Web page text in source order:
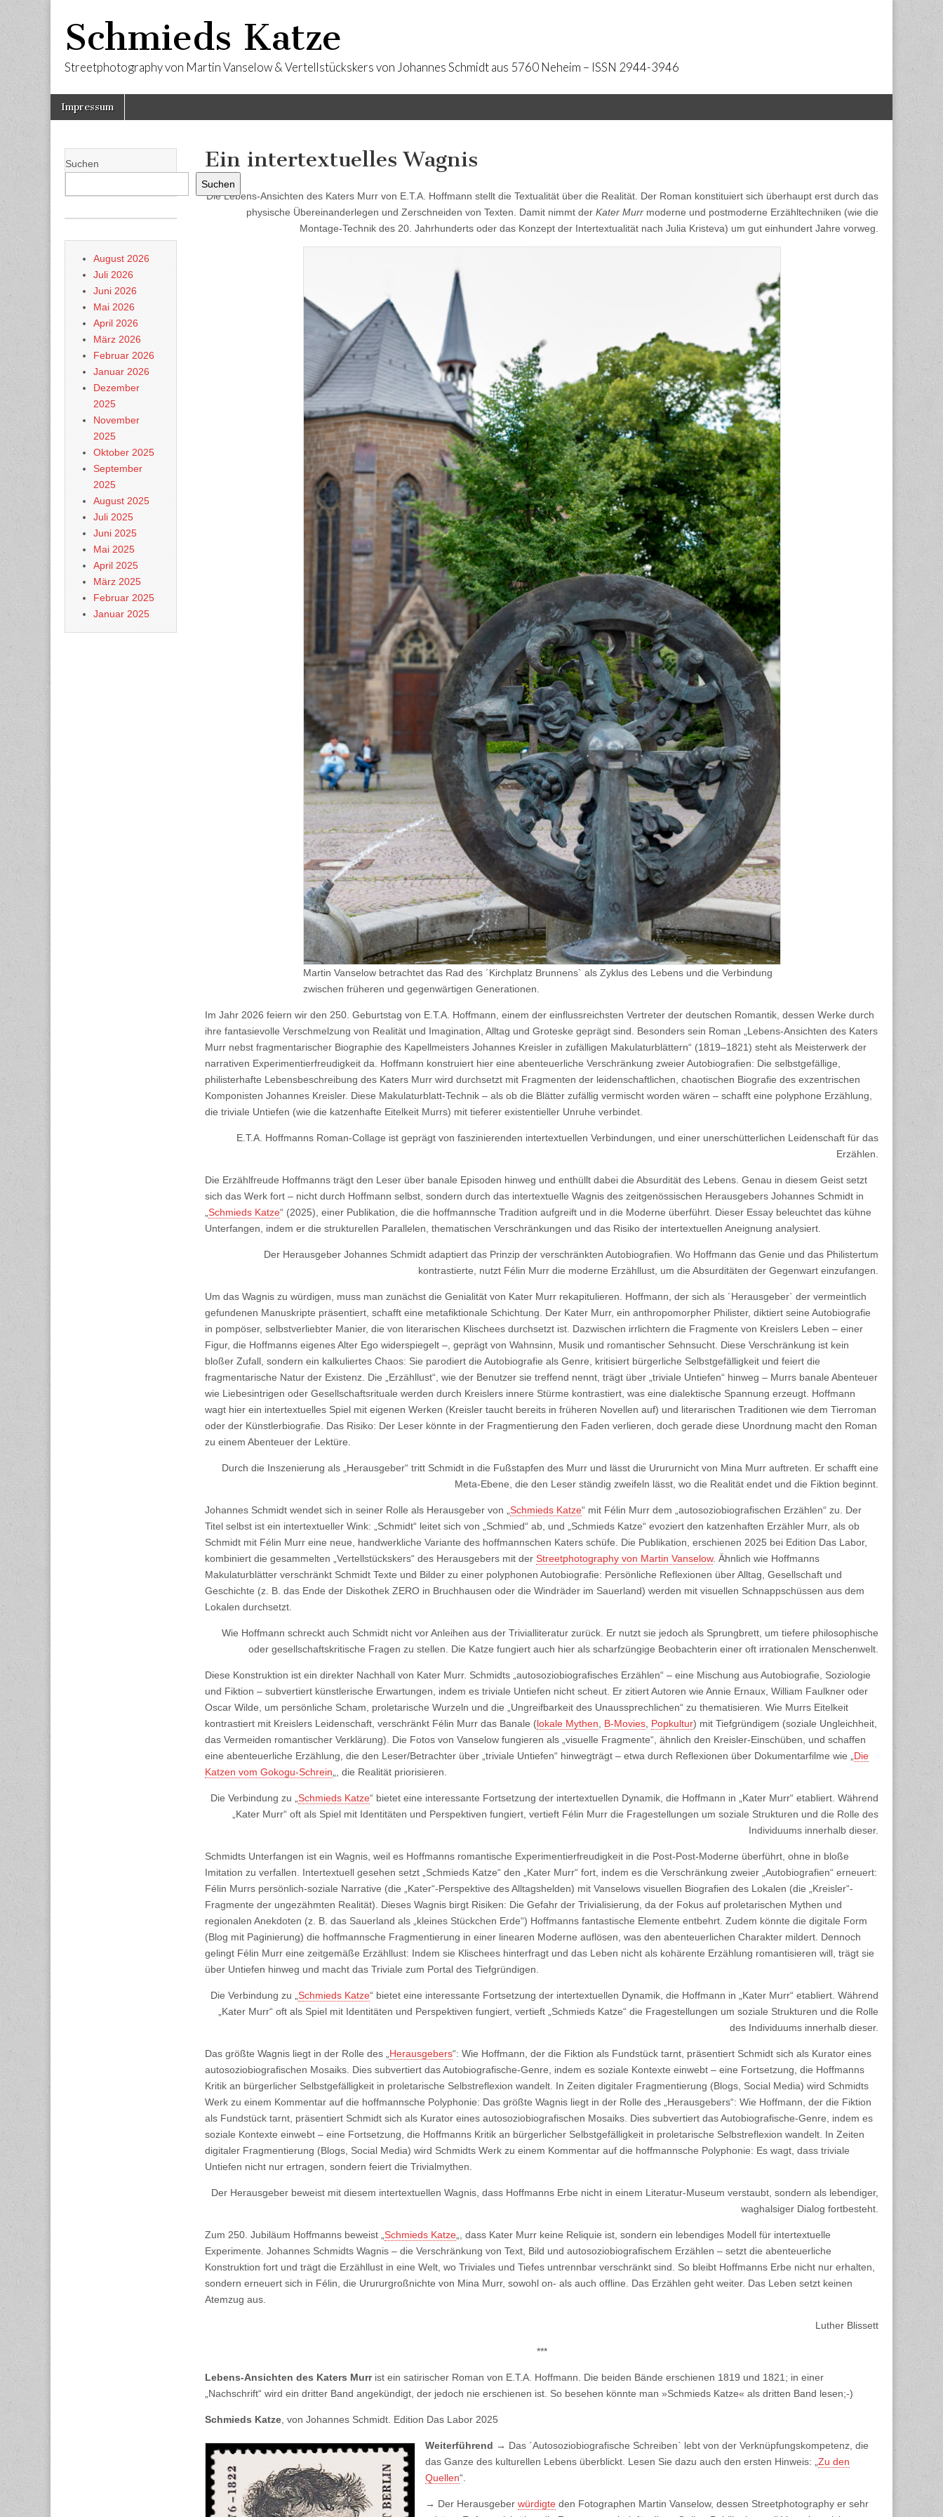
Schmieds Katze
Streetphotography von Martin Vanselow & Vertellstückskers von Johannes Schmidt aus 5760 Neheim – ISSN 2944-3946
Main
menu
Skip
Impressum
Ein intertextuelles Wagnis
Die Lebens-Ansichten des Katers Murr von E.T.A. Hoffmann stellt die Textualität über die Realität. Der Roman konstituiert sich überhaupt erst durch das
physische Übereinanderlegen und Zerschneiden von Texten. Damit nimmt der Kater Murr moderne und postmoderne Erzähltechniken (wie die
Montage-Technik des 20. Jahrhunderts oder das Konzept der Intertextualität nach Julia Kristeva) um gut einhundert Jahre vorweg.
Martin Vanselow betrachtet das Rad des ´Kirchplatz Brunnens` als Zyklus des Lebens und die Verbindung
zwischen früheren und gegenwärtigen Generationen.
Im Jahr 2026 feiern wir den 250. Geburtstag von E.T.A. Hoffmann, einem der einflussreichsten Vertreter der deutschen Romantik, dessen Werke durch
ihre fantasievolle Verschmelzung von Realität und Imagination, Alltag und Groteske geprägt sind. Besonders sein Roman „Lebens-Ansichten des Katers
Murr nebst fragmentarischer Biographie des Kapellmeisters Johannes Kreisler in zufälligen Makulaturblättern“ (1819–1821) steht als Meisterwerk der
narrativen Experimentierfreudigkeit da. Hoffmann konstruiert hier eine abenteuerliche Verschränkung zweier Autobiografien: Die selbstgefällige,
philisterhafte Lebensbeschreibung des Katers Murr wird durchsetzt mit Fragmenten der leidenschaftlichen, chaotischen Biografie des exzentrischen
Komponisten Johannes Kreisler. Diese Makulaturblatt-Technik – als ob die Blätter zufällig vermischt worden wären – schafft eine polyphone Erzählung,
die triviale Untiefen (wie die katzenhafte Eitelkeit Murrs) mit tieferer existentieller Unruhe verbindet.
E.T.A. Hoffmanns Roman-Collage ist geprägt von faszinierenden intertextuellen Verbindungen, und einer unerschütterlichen Leidenschaft für das
Erzählen.
Die Erzählfreude Hoffmanns trägt den Leser über banale Episoden hinweg und enthüllt dabei die Absurdität des Lebens. Genau in diesem Geist setzt
sich das Werk fort – nicht durch Hoffmann selbst, sondern durch das intertextuelle Wagnis des zeitgenössischen Herausgebers Johannes Schmidt in
„Schmieds Katze“ (2025), einer Publikation, die die hoffmannsche Tradition aufgreift und in die Moderne überführt. Dieser Essay beleuchtet das kühne
Unterfangen, indem er die strukturellen Parallelen, thematischen Verschränkungen und das Risiko der intertextuellen Aneignung analysiert.
Der Herausgeber Johannes Schmidt adaptiert das Prinzip der verschränkten Autobiografien. Wo Hoffmann das Genie und das Philistertum
kontrastierte, nutzt Félin Murr die moderne Erzähllust, um die Absurditäten der Gegenwart einzufangen.
Um das Wagnis zu würdigen, muss man zunächst die Genialität von Kater Murr rekapitulieren. Hoffmann, der sich als ´Herausgeber` der vermeintlich
gefundenen Manuskripte präsentiert, schafft eine metafiktionale Schichtung. Der Kater Murr, ein anthropomorpher Philister, diktiert seine Autobiografie
in pompöser, selbstverliebter Manier, die von literarischen Klischees durchsetzt ist. Dazwischen irrlichtern die Fragmente von Kreislers Leben – einer
Figur, die Hoffmanns eigenes Alter Ego widerspiegelt –, geprägt von Wahnsinn, Musik und romantischer Sehnsucht. Diese Verschränkung ist kein
bloßer Zufall, sondern ein kalkuliertes Chaos: Sie parodiert die Autobiografie als Genre, kritisiert bürgerliche Selbstgefälligkeit und feiert die
fragmentarische Natur der Existenz. Die „Erzähllust“, wie der Benutzer sie treffend nennt, trägt über „triviale Untiefen“ hinweg – Murrs banale Abenteuer
wie Liebesintrigen oder Gesellschaftsrituale werden durch Kreislers innere Stürme kontrastiert, was eine dialektische Spannung erzeugt. Hoffmann
wagt hier ein intertextuelles Spiel mit eigenen Werken (Kreisler taucht bereits in früheren Novellen auf) und literarischen Traditionen wie dem Tierroman
oder der Künstlerbiografie. Das Risiko: Der Leser könnte in der Fragmentierung den Faden verlieren, doch gerade diese Unordnung macht den Roman
zu einem Abenteuer der Lektüre.
Durch die Inszenierung als „Herausgeber“ tritt Schmidt in die Fußstapfen des Murr und lässt die Urururnicht von Mina Murr auftreten. Er schafft eine
Meta-Ebene, die den Leser ständig zweifeln lässt, wo die Realität endet und die Fiktion beginnt.
Johannes Schmidt wendet sich in seiner Rolle als Herausgeber von „Schmieds Katze“ mit Félin Murr dem „autosoziobiografischen Erzählen“ zu. Der
Titel selbst ist ein intertextueller Wink: „Schmidt“ leitet sich von „Schmied“ ab, und „Schmieds Katze“ evoziert den katzenhaften Erzähler Murr, als ob
Schmidt mit Félin Murr eine neue, handwerkliche Variante des hoffmannschen Katers schüfe. Die Publikation, erschienen 2025 bei Edition Das Labor,
kombiniert die gesammelten „Vertellstückskers“ des Herausgebers mit derStreetphotography von Martin Vanselow. Ähnlich wie Hoffmanns
Makulaturblätter verschränkt Schmidt Texte und Bilder zu einer polyphonen Autobiografie: Persönliche Reflexionen über Alltag, Gesellschaft und
Geschichte (z. B. das Ende der Diskothek ZERO in Bruchhausen oder die Windräder im Sauerland) werden mit visuellen Schnappschüssen aus dem
Lokalen durchsetzt.
Wie Hoffmann schreckt auch Schmidt nicht vor Anleihen aus der Trivialliteratur zurück. Er nutzt sie jedoch als Sprungbrett, um tiefere philosophische
oder gesellschaftskritische Fragen zu stellen. Die Katze fungiert auch hier als scharfzüngige Beobachterin einer oft irrationalen Menschenwelt.
Diese Konstruktion ist ein direkter Nachhall von Kater Murr. Schmidts „autosoziobiografisches Erzählen“ – eine Mischung aus Autobiografie, Soziologie
und Fiktion – subvertiert künstlerische Erwartungen, indem es triviale Untiefen nicht scheut. Er zitiert Autoren wie Annie Ernaux, William Faulkner oder
Oscar Wilde, um persönliche Scham, proletarische Wurzeln und die „Ungreifbarkeit des Unaussprechlichen“ zu thematisieren. Wie Murrs Eitelkeit
kontrastiert mit Kreislers Leidenschaft, verschränkt Félin Murr das Banale (lokale Mythen B-Movies Popkultur) mit Tiefgründigem (soziale Ungleichheit,
das Vermeiden romantischer Verklärung). Die Fotos von Vanselow fungieren als „visuelle Fragmente“, ähnlich den Kreisler-Einschüben, und schaffen
eine abenteuerliche Erzählung, die den Leser/Betrachter über „triviale Untiefen“ hinwegträgt – etwa durch Reflexionen über Dokumentarfilme wie „ Die
Katzen vom Gokogu-Schrein „, die Realität priorisieren.
Die Verbindung zu „ Schmieds Katze“ bietet eine interessante Fortsetzung der intertextuellen Dynamik, die Hoffmann in „Kater Murr“ etabliert. Während
„Kater Murr“ oft als Spiel mit Identitäten und Perspektiven fungiert, vertieft Félin Murr die Fragestellungen um soziale Strukturen und die Rolle des
Individuums innerhalb dieser.
Schmidts Unterfangen ist ein Wagnis, weil es Hoffmanns romantische Experimentierfreudigkeit in die Post-Post-Moderne überführt, ohne in bloße
Imitation zu verfallen. Intertextuell gesehen setzt „Schmieds Katze“ den „Kater Murr“ fort, indem es die Verschränkung zweier „Autobiografien“ erneuert:
Félin Murrs persönlich-soziale Narrative (die „Kater“-Perspektive des Alltagshelden) mit Vanselows visuellen Biografien des Lokalen (die „Kreisler“-
Fragmente der ungezähmten Realität). Dieses Wagnis birgt Risiken: Die Gefahr der Trivialisierung, da der Fokus auf proletarischen Mythen und
regionalen Anekdoten (z. B. das Sauerland als „kleines Stückchen Erde“) Hoffmanns fantastische Elemente entbehrt. Zudem könnte die digitale Form
(Blog mit Paginierung) die hoffmannsche Fragmentierung in einer linearen Moderne auflösen, was den abenteuerlichen Charakter mildert. Dennoch
gelingt Félin Murr eine zeitgemäße Erzähllust: Indem sie Klischees hinterfragt und das Leben nicht als kohärente Erzählung romantisieren will, trägt sie
über Untiefen hinweg und macht das Triviale zum Portal des Tiefgründigen.
Die Verbindung zu „ Schmieds Katze“ bietet eine interessante Fortsetzung der intertextuellen Dynamik, die Hoffmann in „Kater Murr“ etabliert. Während
„Kater Murr“ oft als Spiel mit Identitäten und Perspektiven fungiert, vertieft „Schmieds Katze“ die Fragestellungen um soziale Strukturen und die Rolle
des Individuums innerhalb dieser.
Das größte Wagnis liegt in der Rolle des „ Herausgebers“: Wie Hoffmann, der die Fiktion als Fundstück tarnt, präsentiert Schmidt sich als Kurator eines
autosoziobiografischen Mosaiks. Dies subvertiert das Autobiografische-Genre, indem es soziale Kontexte einwebt – eine Fortsetzung, die Hoffmanns
Kritik an bürgerlicher Selbstgefälligkeit in proletarische Selbstreflexion wandelt. In Zeiten digitaler Fragmentierung (Blogs, Social Media) wird Schmidts
Werk zu einem Kommentar auf die hoffmannsche Polyphonie: Das größte Wagnis liegt in der Rolle des „Herausgebers“: Wie Hoffmann, der die Fiktion
als Fundstück tarnt, präsentiert Schmidt sich als Kurator eines autosoziobiografischen Mosaiks. Dies subvertiert das Autobiografische-Genre, indem es
soziale Kontexte einwebt – eine Fortsetzung, die Hoffmanns Kritik an bürgerlicher Selbstgefälligkeit in proletarische Selbstreflexion wandelt. In Zeiten
digitaler Fragmentierung (Blogs, Social Media) wird Schmidts Werk zu einem Kommentar auf die hoffmannsche Polyphonie: Es wagt, dass triviale
Untiefen nicht nur ertragen, sondern feiert die Trivialmythen.
Der Herausgeber beweist mit diesem intertextuellen Wagnis, dass Hoffmanns Erbe nicht in einem Literatur-Museum verstaubt, sondern als lebendiger,
waghalsiger Dialog fortbesteht.
Zum 250. Jubiläum Hoffmanns beweist „Schmieds Katze „, dass Kater Murr keine Reliquie ist, sondern ein lebendiges Modell für intertextuelle
Experimente. Johannes Schmidts Wagnis – die Verschränkung von Text, Bild und autosoziobiografischem Erzählen – setzt die abenteuerliche
Konstruktion fort und trägt die Erzähllust in eine Welt, wo Triviales und Tiefes untrennbar verschränkt sind. So bleibt Hoffmanns Erbe nicht nur erhalten,
sondern erneuert sich in Félin, die Urururgroßnichte von Mina Murr, sowohl on- als auch offline. Das Erzählen geht weiter. Das Leben setzt keinen
Atemzug aus.
Luther Blissett
***
Lebens-Ansichten des Katers Murr ist ein satirischer Roman von E.T.A. Hoffmann. Die beiden Bände erschienen 1819 und 1821; in einer
„Nachschrift“ wird ein dritter Band angekündigt, der jedoch nie erschienen ist. So besehen könnte man »Schmieds Katze« als dritten Band lesen;-)
Schmieds Katze , von Johannes Schmidt. Edition Das Labor 2025
Weiterführend → Das ´Autosoziobiografische Schreiben` lebt von der Verknüpfungskompetenz, die
das Ganze des kulturellen Lebens überblickt. Lesen Sie dazu auch den ersten Hinweis: „Zu den
Quellen“.
→ Der Herausgeberwürdigte den Fotographen Martin Vanselow, dessen Streetphotography er sehr
Suchen
Suchen
August 2026
Juli 2026
Juni 2026
Mai 2026
April 2026
März 2026
Februar 2026
Januar 2026
Dezember
2025
November
2025
Oktober 2025
September
2025
August 2025
Juli 2025
Juni 2025
Mai 2025
April 2025
März 2025
Februar 2025
Januar 2025